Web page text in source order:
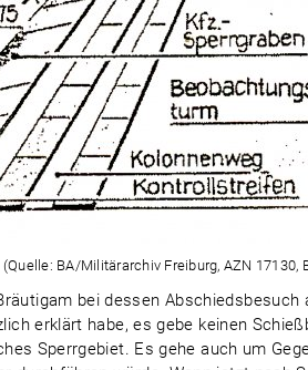
BA/Militärarchiv Freiburg, AZN 17130,
bei dessen
erklärt habe, es gebe keinen
Sperrgebiet. Es gehe auch um